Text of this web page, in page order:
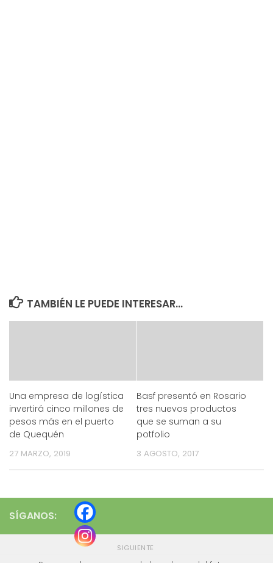
TAMBIÉN LE PUEDE INTERESAR...
Una empresa de logística
invertirá cinco millones de
pesos más en el puerto
de Quequén
27 MARZO, 2019
Basf presentó en Rosario
tres nuevos productos
que se suman a su
potfolio
3 AGOSTO, 2017
SÍGANOS:
SIGUIENTE